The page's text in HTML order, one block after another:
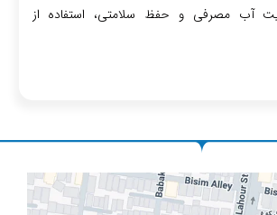
آب مصرفی و حفظ سلامتی، استفاده از